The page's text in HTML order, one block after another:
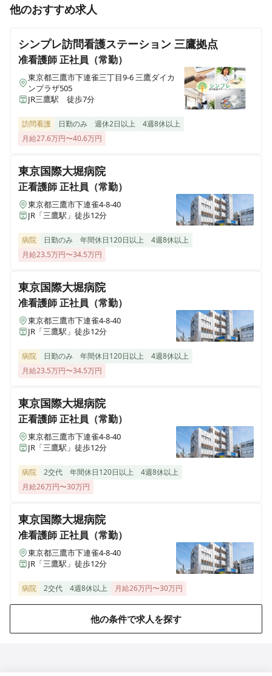
あむ訪問看護ステーション三軒茶屋営業所
あむ訪問看護ステーション 雪が谷大塚営業所
東京都大田区雪谷大塚町４−２
正看護師 パート・アルバイト
《東京/三鷹駅徒歩6分》【オンコールなし☆直行直帰可
神科専門訪問看護ステーションです♪
他のおすすめ求人
シンプレ訪問看護ステーション 三鷹拠点
准看護師正社員（常勤）
東京都三鷹市下連雀三丁目9-6 三鷹ダイカ
ンプラザ505
JR三鷹駅 徒歩7分
訪問看護 日勤のみ 週休2日以上
4週8休以上
月給27.6万円〜40.6万円
東京国際大堀病院
正看護師正社員（常勤）
東京都三鷹市下連雀4-8-40
JR「三鷹駅」徒歩12分
病院 日勤のみ 年間休日120日以上
4週8休以上
月給23.5万円〜34.5万円
東京国際大堀病院
准看護師正社員（常勤）
東京都三鷹市下連雀4-8-40
JR「三鷹駅」徒歩12分
病院 日勤のみ 年間休日120日以上
4週8休以上
月給23.5万円〜34.5万円
東京国際大堀病院
正看護師正社員（常勤）
東京都三鷹市下連雀4-8-40
JR「三鷹駅」徒歩12分
病院 2交代 年間休日120日以上
4週8休以上
月給26万円〜30万円
東京国際大堀病院
准看護師正社員（常勤）
東京都三鷹市下連雀4-8-40
JR「三鷹駅」徒歩12分
病院 2交代 4週8休以上 月給26万円〜30万円
他の条件で求人を探す